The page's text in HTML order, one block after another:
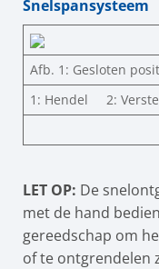
Snelspansysteem
Afb. 1: Gesloten
1: Hendel 2:
LET OP: De
met de hand
gereedschap om
of te ontgrendelen